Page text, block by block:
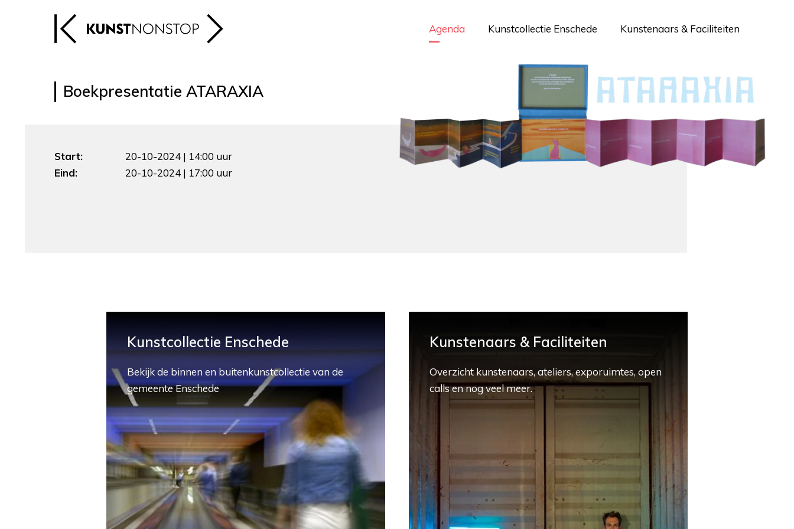
Agenda Kunstcollectie Enschede Kunstenaars & Faciliteiten
Boekpresentatie ATARAXIA
Start:
20-10-2024 | 14:00 uur
Eind:
20-10-2024 | 17:00 uur
Kunstcollectie Enschede
Bekijk de binnen en buitenkunstcollectie van de
gemeente Enschede
Kunstenaars & Faciliteiten
Overzicht kunstenaars, ateliers, exporuimtes, open
calls en nog veel meer.